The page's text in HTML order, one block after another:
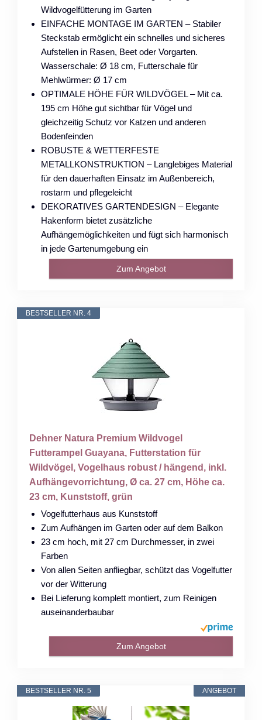
Wildvogelfütterung im Garten
EINFACHE MONTAGE IM GARTEN – Stabiler
Steckstab ermöglicht ein schnelles und sicheres
Aufstellen in Rasen, Beet oder Vorgarten.
Wasserschale: Ø 18 cm, Futterschale für
Mehlwürmer: Ø 17 cm
OPTIMALE HÖHE FÜR WILDVÖGEL – Mit ca.
195 cm Höhe gut sichtbar für Vögel und
gleichzeitig Schutz vor Katzen und anderen
Bodenfeinden
ROBUSTE & WETTERFESTE
METALLKONSTRUKTION – Langlebiges Material
für den dauerhaften Einsatz im Außenbereich,
rostarm und pflegeleicht
DEKORATIVES GARTENDESIGN – Elegante
Hakenform bietet zusätzliche
Aufhängemöglichkeiten und fügt sich harmonisch
in jede Gartenumgebung ein
Zum Angebot
BESTSELLER NR. 4
Dehner Natura Premium Wildvogel
Futterampel Guayana, Futterstation für
Wildvögel, Vogelhaus robust / hängend, inkl.
Aufhängevorrichtung, Ø ca. 27 cm, Höhe ca.
23 cm, Kunststoff, grün
Vogelfutterhaus aus Kunststoff
Zum Aufhängen im Garten oder auf dem Balkon
23 cm hoch, mit 27 cm Durchmesser, in zwei
Farben
Von allen Seiten anfliegbar, schützt das Vogelfutter
vor der Witterung
Bei Lieferung komplett montiert, zum Reinigen
auseinanderbaubar
Zum Angebot
ANGEBOT
BESTSELLER NR. 5